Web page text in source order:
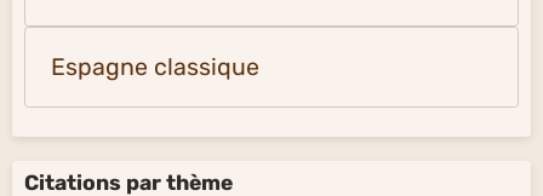
Espagne classique
Citations par thème